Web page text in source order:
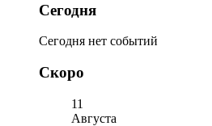
Сегодня
Сегодня нет событий
Скоро
11
Августа